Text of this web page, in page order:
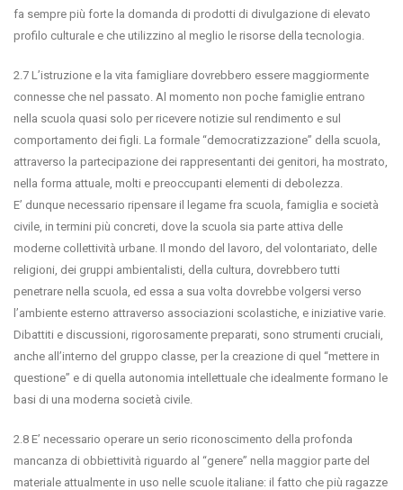
fa sempre più forte la domanda di prodotti di divulgazione di elevato
profilo culturale e che utilizzino al meglio le risorse della tecnologia.
2.7 L’istruzione e la vita famigliare dovrebbero essere maggiormente
connesse che nel passato. Al momento non poche famiglie entrano
nella scuola quasi solo per ricevere notizie sul rendimento e sul
comportamento dei figli. La formale “democratizzazione” della scuola,
attraverso la partecipazione dei rappresentanti dei genitori, ha mostrato,
nella forma attuale, molti e preoccupanti elementi di debolezza.
E’ dunque necessario ripensare il legame fra scuola, famiglia e società
civile, in termini più concreti, dove la scuola sia parte attiva delle
moderne collettività urbane. Il mondo del lavoro, del volontariato, delle
religioni, dei gruppi ambientalisti, della cultura, dovrebbero tutti
penetrare nella scuola, ed essa a sua volta dovrebbe volgersi verso
l’ambiente esterno attraverso associazioni scolastiche, e iniziative varie.
Dibattiti e discussioni, rigorosamente preparati, sono strumenti cruciali,
anche all’interno del gruppo classe, per la creazione di quel “mettere in
questione” e di quella autonomia intellettuale che idealmente formano le
basi di una moderna società civile.
2.8 E’ necessario operare un serio riconoscimento della profonda
mancanza di obbiettività riguardo al “genere” nella maggior parte del
materiale attualmente in uso nelle scuole italiane: il fatto che più ragazze